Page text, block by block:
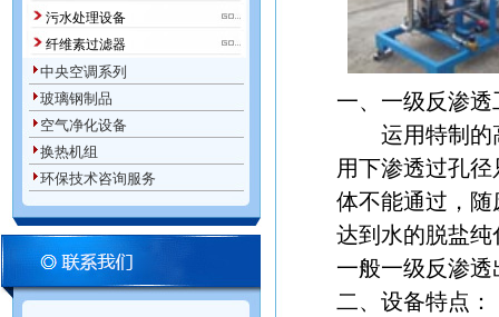
污水处理设备
纤维素过滤器
中央空调系列
玻璃钢制品
空气净化设备
换热机组
环保技术咨询服务
一、一级反渗
运用特制的高
用下渗透过孔
体不能通过，
达到水的脱盐纯
一般一级反渗
二、设备特点：